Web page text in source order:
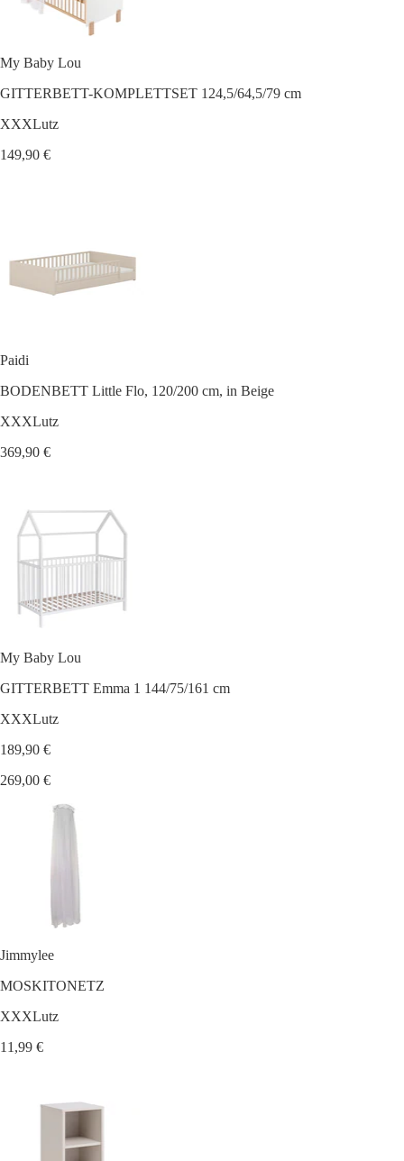
My Baby Lou
GITTERBETT-KOMPLETTSET 124,5/64,5/79 cm
XXXLutz
149,90 €
Paidi
BODENBETT Little Flo, 120/200 cm, in Beige
XXXLutz
369,90 €
My Baby Lou
GITTERBETT Emma 1 144/75/161 cm
XXXLutz
189,90 €
269,00 €
Jimmylee
MOSKITONETZ
XXXLutz
11,99 €